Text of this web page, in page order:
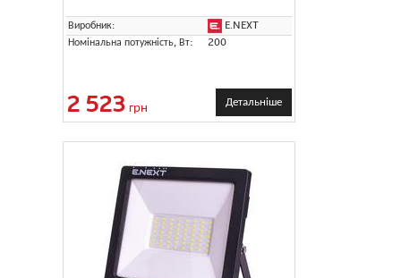
Виробник:
E.NEXT
Номінальна потужність, Вт:
200
2 523 грн Детальніше